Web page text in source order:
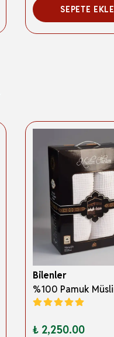
SEPETE EKLE
Bilenler
₺ 2,250.00